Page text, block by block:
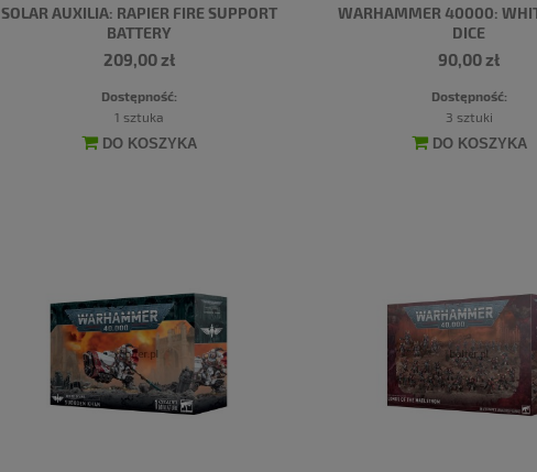
SOLAR AUXILIA: RAPIER FIRE SUPPORT
BATTERY
209,00 zł
Dostępność:
1 sztuka
DO KOSZYKA
WARHAMMER 40000:
DICE
90,00 zł
Dostępność:
3 sztuki
DO KOSZYKA